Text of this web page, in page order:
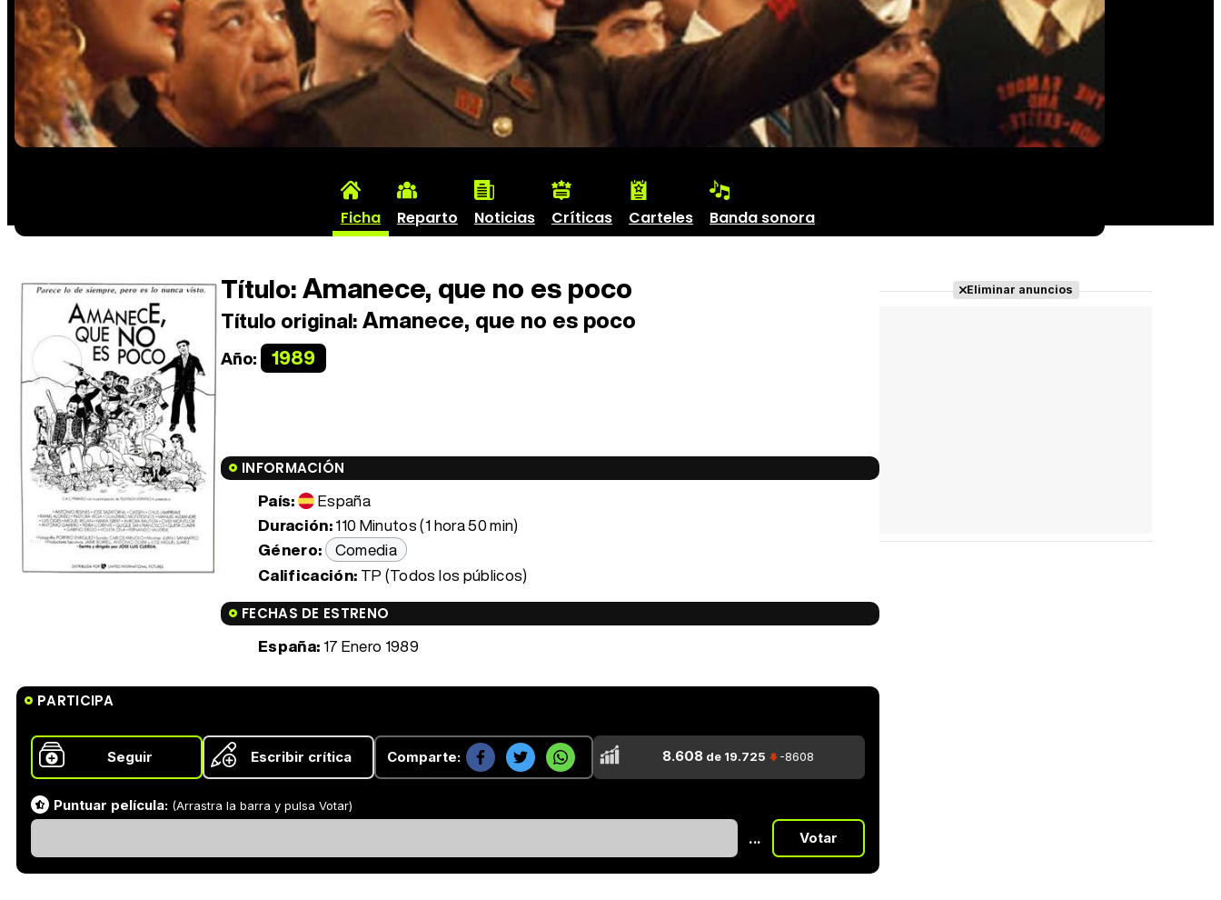
Ficha Reparto Noticias Críticas Carteles Banda sonora
Título:Amanece, que no es poco
Título original:Amanece, que no es poco
Año: 1989
INFORMACIÓN
País:
España
Duración:110 Minutos (1 hora 50 min)
Género: Comedia
Calificación: TP (Todos los públicos)
FECHAS DE ESTRENO
España: 17 Enero 1989
PARTICIPA
Seguir Escribir crítica Comparte: 8.608 de 19.725 -8608
Puntuar película: (Arrastra la barra y pulsa Votar)
... Votar
Eliminar anuncios